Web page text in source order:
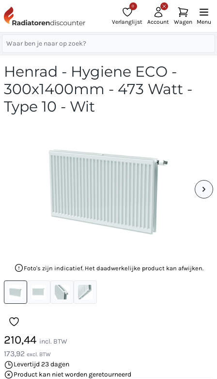
0
Verlanglijst Account Wagen Menu
Henrad - Hygiene ECO -
300x1400mm - 473 Watt -
Type 10 - Wit
Foto's zijn indicatief. Het daadwerkelijke product kan afwijken.
210,44 incl. BTW
173,92 excl. BTW
Levertijd 23 dagen
Product kan niet worden geretourneerd